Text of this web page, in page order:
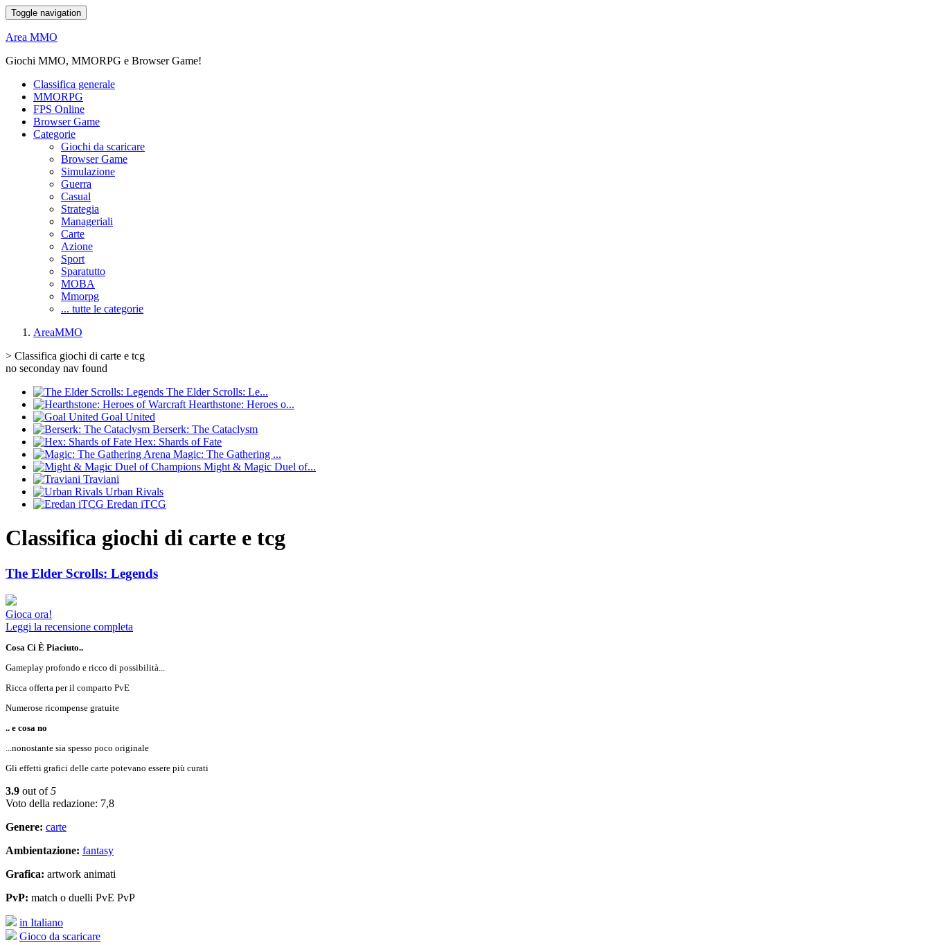
Toggle navigation
Area MMO
Giochi MMO, MMORPG e Browser Game!
Classifica generale
MMORPG
FPS Online
Browser Game
Categorie
Giochi da scaricare
Browser Game
Simulazione
Guerra
Casual
Strategia
Manageriali
Carte
Azione
Sport
Sparatutto
MOBA
Mmorpg
... tutte le categorie
AreaMMO
> Classifica giochi di carte e tcg
no seconday nav found
The Elder Scrolls: Le...
Hearthstone: Heroes o...
Goal United
Berserk: The Cataclysm
Hex: Shards of Fate
Magic: The Gathering ...
Might & Magic Duel of...
Traviani
Urban Rivals
Eredan iTCG
Classifica giochi di carte e tcg
The Elder Scrolls: Legends
Gioca ora!
Leggi la recensione completa
Cosa Ci È Piaciuto..
Gameplay profondo e ricco di possibilità...
Ricca offerta per il comparto PvE
Numerose ricompense gratuite
.. e cosa no
...nonostante sia spesso poco originale
Gli effetti grafici delle carte potevano essere più curati
3.9 out of5
Voto della redazione: 7,8
Genere: carte
Ambientazione: fantasy
Grafica: artwork animati
PvP: match o duelli PvE PvP
in Italiano
Gioco da scaricare